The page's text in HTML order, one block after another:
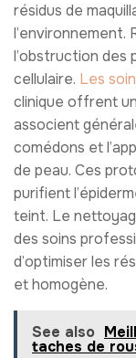
résidus de
l’environnement.
l’obstruction des
cellulaire. Les
clinique offrent
associent
comédons et
de peau. Ces
purifient
teint. Le
des soins
d’optimiser les
et homogène.
See also
taches de